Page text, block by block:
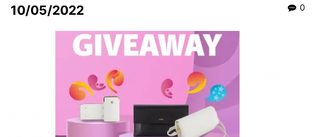
10/05/2022 0